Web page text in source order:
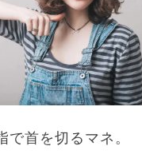
で首を切るマネ。